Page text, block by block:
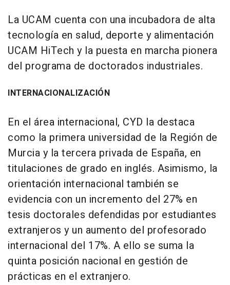
La UCAM cuenta con una incubadora de alta
tecnología en salud, deporte y alimentación
UCAM HiTech y la puesta en marcha pionera
del programa de doctorados industriales.
INTERNACIONALIZACIÓN
En el área internacional, CYD la destaca
como la primera universidad de la Región de
Murcia y la tercera privada de España, en
titulaciones de grado en inglés. Asimismo, la
orientación internacional también se
evidencia con un incremento del 27% en
tesis doctorales defendidas por estudiantes
extranjeros y un aumento del profesorado
internacional del 17%. A ello se suma la
quinta posición nacional en gestión de
prácticas en el extranjero.